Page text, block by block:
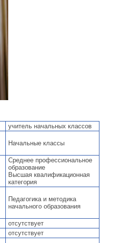
учитель начальных классов
Начальные классы
Среднее профессиональное
образование
Высшая квалификационная
категория
Педагогика и методика
начального образования
отсутствует
отсутствует